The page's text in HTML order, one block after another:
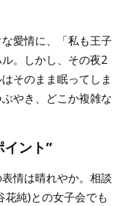
愛情に、「私も王子
。しかし、その夜2
そのまま眠ってしま
やき、どこか複雑な
ント”
情は晴れやか。相談
純)との女子会でも